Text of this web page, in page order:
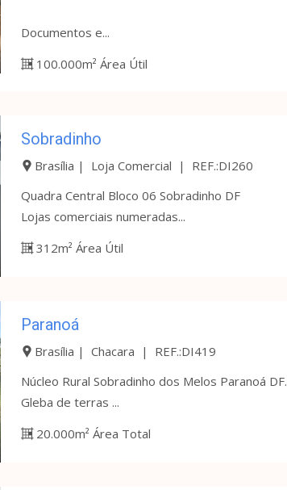
Documentos e...
100.000m² Área Útil
Sobradinho
Brasília | Loja Comercial | REF.:DI260
Quadra Central Bloco 06 Sobradinho DF
Lojas comerciais numeradas...
312m² Área Útil
Paranoá
Brasília | Chacara | REF.:DI419
Núcleo Rural Sobradinho dos Melos Paranoá DF.
Gleba de terras ...
20.000m² Área Total